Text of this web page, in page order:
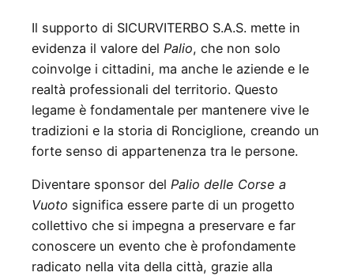
Il supporto di SICURVITERBO S.A.S. mette in
evidenza il valore del Palio, che non solo
coinvolge i cittadini, ma anche le aziende e le
realtà professionali del territorio. Questo
legame è fondamentale per mantenere vive le
tradizioni e la storia di Ronciglione, creando un
forte senso di appartenenza tra le persone.
Diventare sponsor del Palio delle Corse a
Vuoto significa essere parte di un progetto
collettivo che si impegna a preservare e far
conoscere un evento che è profondamente
radicato nella vita della città, grazie alla